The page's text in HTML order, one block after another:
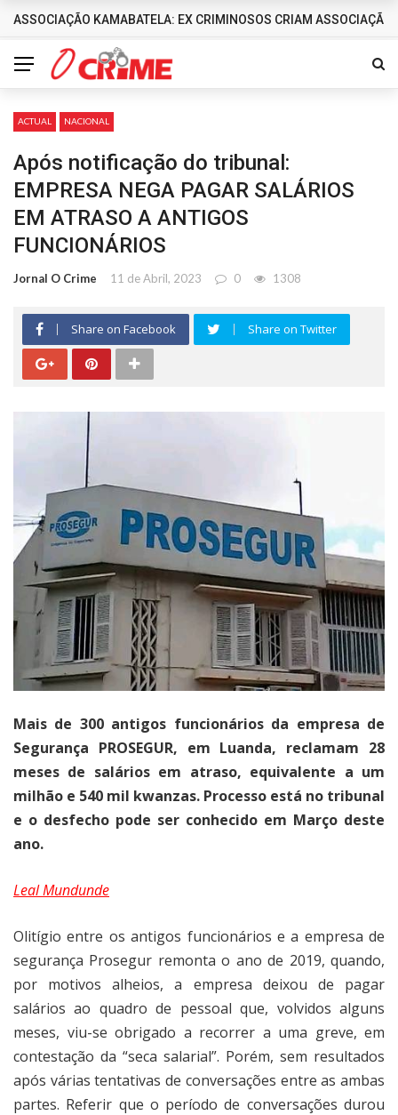
DESTAQUES
ASSOCIAÇÃO KAMABATELA: EX CRIMINOSOS CRIAM
ACTUAL NACIONAL
Após notificação do tribunal:
EMPRESA NEGA PAGAR SALÁRIOS
EM ATRASO A ANTIGOS
FUNCIONÁRIOS
Jornal O Crime 11 de Abril, 2023 0 1308
Share on Facebook Share on Twitter
Mais de 300 antigos funcionários da empresa de
Segurança PROSEGUR, em Luanda, reclamam 28
meses de salários em atraso, equivalente a um
milhão e 540 mil kwanzas. Processo está no tribunal
e o desfecho pode ser conhecido em Março deste
ano.
Leal Mundunde
Olitígio entre os antigos funcionários e a empresa de
segurança Prosegur remonta o ano de 2019, quando,
por motivos alheios, a empresa deixou de pagar
salários ao quadro de pessoal que, volvidos alguns
meses, viu-se obrigado a recorrer a uma greve, em
contestação da “seca salarial”. Porém, sem resultados
após várias tentativas de conversações entre as ambas
partes. Referir que o período de conversações durou